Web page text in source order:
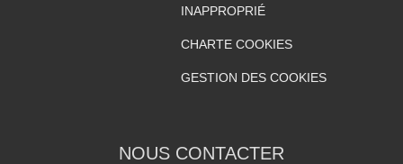
INAPPROPRIÉ
CHARTE COOKIES
GESTION DES COOKIES
NOUS CONTACTER